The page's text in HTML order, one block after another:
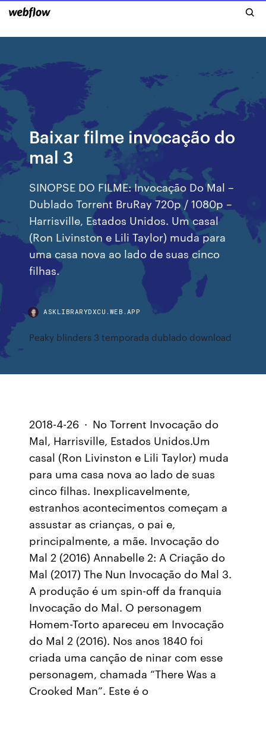
Baixar filme invocação do
mal 3
SINOPSE DO FILME: Invocação Do Mal –
Dublado Torrent BruRay 720p / 1080p –
Harrisville, Estados Unidos. Um casal
(Ron Livinston e Lili Taylor) muda para
uma casa nova ao lado de suas cinco
filhas.
ASKLIBRARYDXCU.WEB.APP
Peaky blinders 3 temporada dublado download
2018-4-26 · No Torrent Invocação do
Mal, Harrisville, Estados Unidos.Um
casal (Ron Livinston e Lili Taylor) muda
para uma casa nova ao lado de suas
cinco filhas. Inexplicavelmente,
estranhos acontecimentos começam a
assustar as crianças, o pai e,
principalmente, a mãe. Invocação do
Mal 2 (2016) Annabelle 2: A Criação do
Mal (2017) The Nun Invocação do Mal 3.
A produção é um spin-off da franquia
Invocação do Mal. O personagem
Homem-Torto apareceu em Invocação
do Mal 2 (2016). Nos anos 1840 foi
criada uma canção de ninar com esse
personagem, chamada “There Was a
Crooked Man”. Este é o